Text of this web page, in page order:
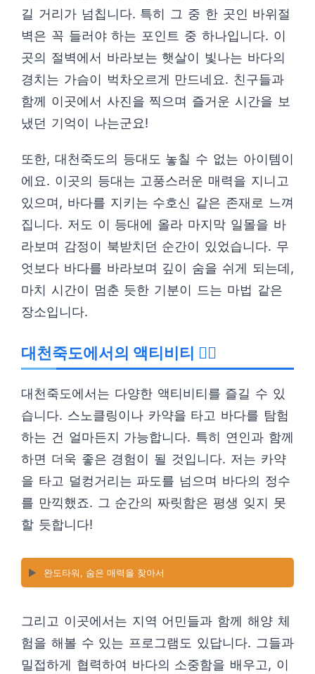
길 거리가 넘칩니다. 특히 그 중 한 곳인 바위절
벽은 꼭 들러야 하는 포인트 중 하나입니다. 이
곳의 절벽에서 바라보는 햇살이 빛나는 바다의
경치는 가슴이 벅차오르게 만드네요. 친구들과
함께 이곳에서 사진을 찍으며 즐거운 시간을 보
냈던 기억이 나는군요!
또한, 대천죽도의 등대도 놓칠 수 없는 아이템이
에요. 이곳의 등대는 고풍스러운 매력을 지니고
있으며, 바다를 지키는 수호신 같은 존재로 느껴
집니다. 저도 이 등대에 올라 마지막 일몰을 바
라보며 감정이 북받치던 순간이 있었습니다. 무
엇보다 바다를 바라보며 깊이 숨을 쉬게 되는데,
마치 시간이 멈춘 듯한 기분이 드는 마법 같은
장소입니다.
대천죽도에서의 액티비티 🏄‍♂️
대천죽도에서는 다양한 액티비티를 즐길 수 있
습니다. 스노클링이나 카약을 타고 바다를 탐험
하는 건 얼마든지 가능합니다. 특히 연인과 함께
하면 더욱 좋은 경험이 될 것입니다. 저는 카약
을 타고 덜컹거리는 파도를 넘으며 바다의 정수
를 만끽했죠. 그 순간의 짜릿함은 평생 잊지 못
할 듯합니다!
▶️ 완도타워, 숨은 매력을 찾아서
그리고 이곳에서는 지역 어민들과 함께 해양 체
험을 해볼 수 있는 프로그램도 있답니다. 그들과
밀접하게 협력하여 바다의 소중함을 배우고, 이